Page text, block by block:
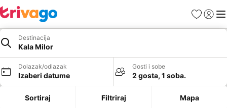
FavoritiPrijavi
Destinacija
Kala Milor
Dolazak/odlazak
Izaberi datume
Gosti i sobe
2 gosta, 1 soba.
Sortiraj Filtriraj Mapa